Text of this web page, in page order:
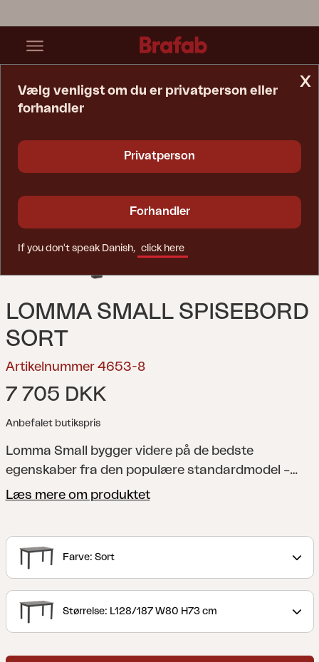
LOMMA SMALL SPISEBORD
SORT
Artikelnummer 4653-8
7 705 DKK
Anbefalet butikspris
Lomma Small bygger videre på de bedste
egenskaber fra den populære standardmodel –
men i et mindre format. På trods af det mindre
behov for det. Endnu en gang er skandinavisk
design, høj funktionalitet og generøse proportioner
Læs mere om produktet
Farve: Sort
Størrelse: L128/187 W80 H73 cm
x
Vælg venligst om du er privatperson eller
forhandler
Privatperson
Forhandler
If you don't speak Danish, click here